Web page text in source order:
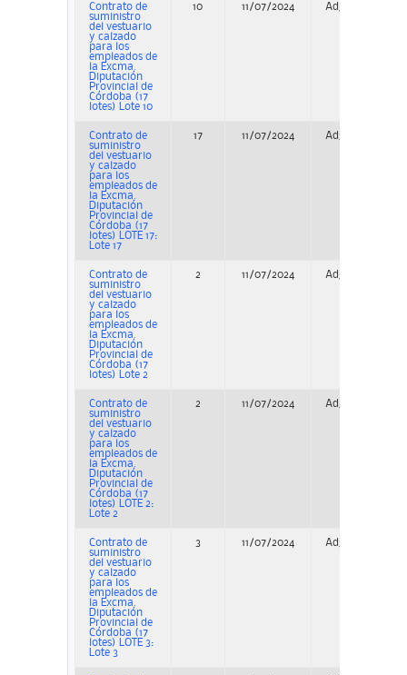
Contrato de
suministro
del vestuario
y calzado
para los
empleados de
la Excma.
Diputación
Provincial de
Córdoba (17
lotes) Lote 10
10 11/07/2024 Adjudicación
Contrato de
suministro
del vestuario
y calzado
para los
empleados de
la Excma.
Diputación
Provincial de
Córdoba (17
lotes) LOTE 17:
Lote 17
17 11/07/2024 Adjudicación
Contrato de
suministro
del vestuario
y calzado
para los
empleados de
la Excma.
Diputación
Provincial de
Córdoba (17
lotes) Lote 2
2 11/07/2024 Adjudicación
Contrato de
suministro
del vestuario
y calzado
para los
empleados de
la Excma.
Diputación
Provincial de
Córdoba (17
lotes) LOTE 2:
Lote 2
2 11/07/2024 Adjudicación
Contrato de
suministro
del vestuario
y calzado
para los
empleados de
la Excma.
Diputación
Provincial de
Córdoba (17
lotes) LOTE 3:
Lote 3
3 11/07/2024 Adjudicación